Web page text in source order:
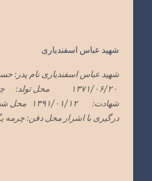
شهدای فردوس به خاک سپرده شد
شهید عباس اسفندیاری
شهید عباس اسفندیاری نام پدر:
۱۳۷۱/۰۶/۲۰ محل تولد:
شهادت: ۱۳۹۱/
درگیری با اشرار محل دفن: چرمه